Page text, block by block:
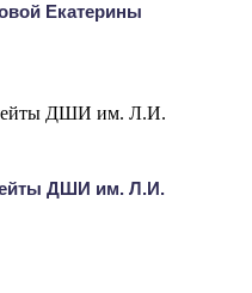
Екатерины
ДШИ им. Л.И.